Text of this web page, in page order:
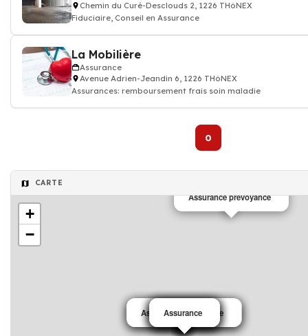
Chemin du Curé-Desclouds 2, 1226 THôNEX
Fiduciaire, Conseil en Assurance
La Mobilière
Assurance
Avenue Adrien-Jeandin 6, 1226 THôNEX
Assurances: remboursement frais soin maladie
0
CARTE
Assurance prevoyance
Assurance prevoyance
Assurance prevoyance
Assurance prevoyance
Assurance
Assurance
Assurance
Assurance
Assurance
+
−